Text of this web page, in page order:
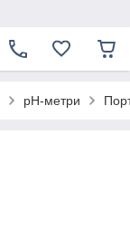
pH-метри